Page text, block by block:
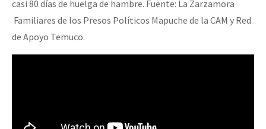
casi 80 días de huelga de hambre. Fuente: La Zarzamora
Familiares de los Presos Políticos Mapuche de la CAM y Red
de Apoyo Temuco.